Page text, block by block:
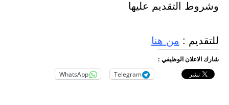
وشروط التقديم عليها
للتقديم : من هنا
شارك الاعلان الوظيفي :
Telegram
WhatsApp